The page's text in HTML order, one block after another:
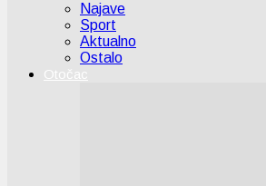
Najave
Sport
Aktualno
Ostalo
Otočac